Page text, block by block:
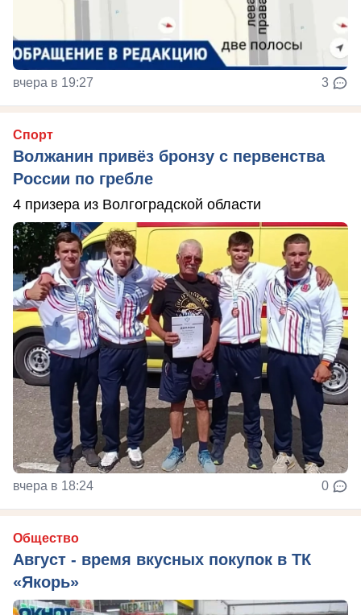
вчера в 19:27 3
Спорт
Волжанин привёз бронзу с первенства
России по гребле
4 призера из Волгоградской области
вчера в 18:24 0
Общество
Август - время вкусных покупок в ТК
«Якорь»